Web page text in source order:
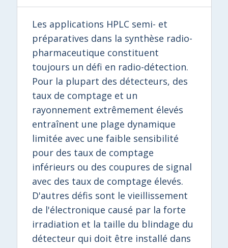
Les applications HPLC semi- et
préparatives dans la synthèse radio-
pharmaceutique constituent
toujours un défi en radio-détection.
Pour la plupart des détecteurs, des
taux de comptage et un
rayonnement extrêmement élevés
entraînent une plage dynamique
limitée avec une faible sensibilité
pour des taux de comptage
inférieurs ou des coupures de signal
avec des taux de comptage élevés.
D'autres défis sont le vieillissement
de l'électronique causé par la forte
irradiation et la taille du blindage du
détecteur qui doit être installé dans